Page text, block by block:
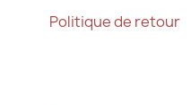
Politique de retour